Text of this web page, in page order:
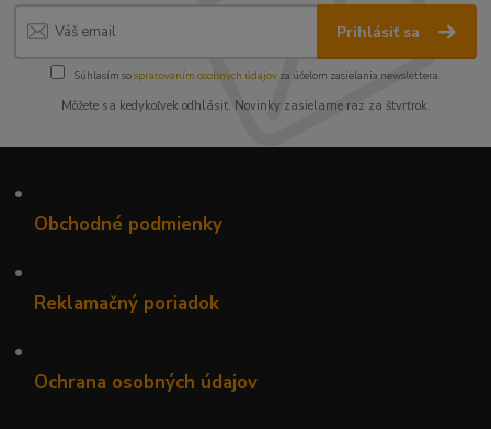
Prihlásiť sa
Súhlasím sospracovaním osobných údajov za účelom zasielania newslettera.
Môžete sa kedykoľvek odhlásiť. Novinky zasielame raz za štvrťrok.
•
Obchodné podmienky
•
Reklamačný poriadok
•
Ochrana osobných údajov